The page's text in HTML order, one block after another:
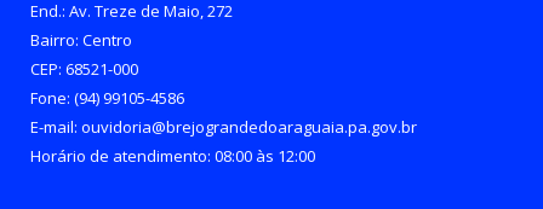
End.: Av. Treze de Maio, 272
Bairro: Centro
CEP: 68521-000
Fone: (94) 99105-4586
E-mail: ouvidoria@brejograndedoaraguaia.pa.gov.br
Horário de atendimento: 08:00 às 12:00